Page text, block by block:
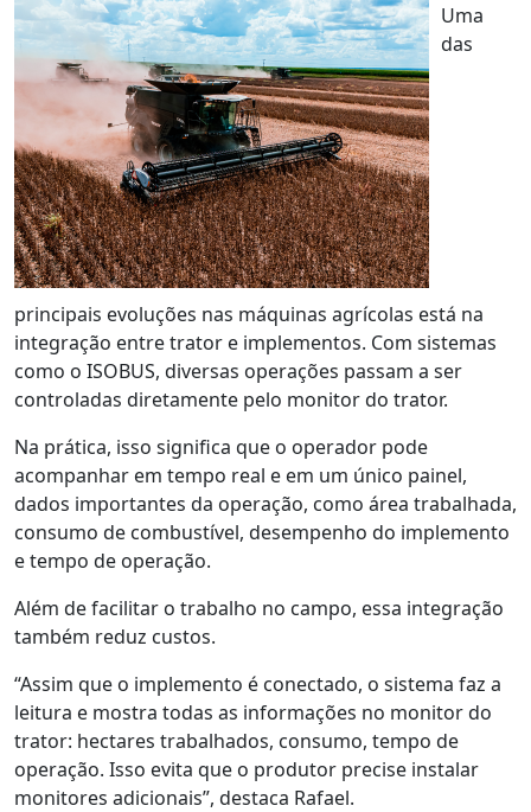
Uma
das
principais evoluções nas máquinas agrícolas está na
integração entre trator e implementos. Com sistemas
como o ISOBUS, diversas operações passam a ser
controladas diretamente pelo monitor do trator.
Na prática, isso significa que o operador pode
acompanhar em tempo real e em um único painel,
dados importantes da operação, como área trabalhada,
consumo de combustível, desempenho do implemento
e tempo de operação.
Além de facilitar o trabalho no campo, essa integração
também reduz custos.
“Assim que o implemento é conectado, o sistema faz a
leitura e mostra todas as informações no monitor do
trator: hectares trabalhados, consumo, tempo de
operação. Isso evita que o produtor precise instalar
monitores adicionais”, destaca Rafael.